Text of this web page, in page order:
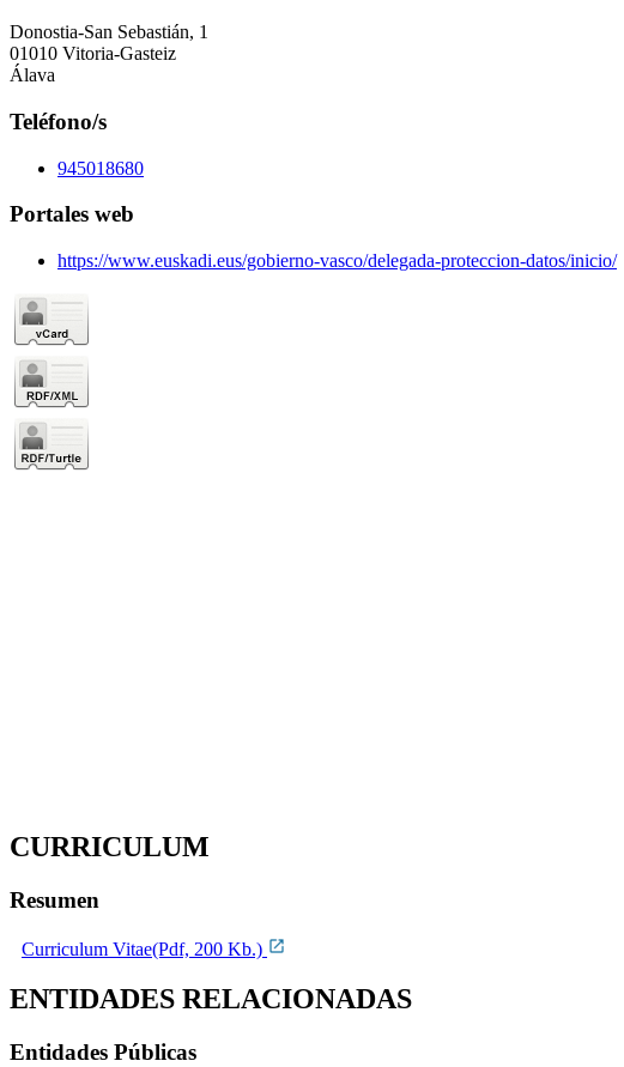
Donostia-San Sebastián, 1
01010 Vitoria-Gasteiz
Álava
Teléfono/s
945018680
Portales web
https://www.euskadi.eus/gobierno-vasco/delegada-proteccion-datos/inicio/
CURRICULUM
Resumen
Curriculum Vitae(Pdf, 200 Kb.)
ENTIDADES RELACIONADAS
Entidades Públicas